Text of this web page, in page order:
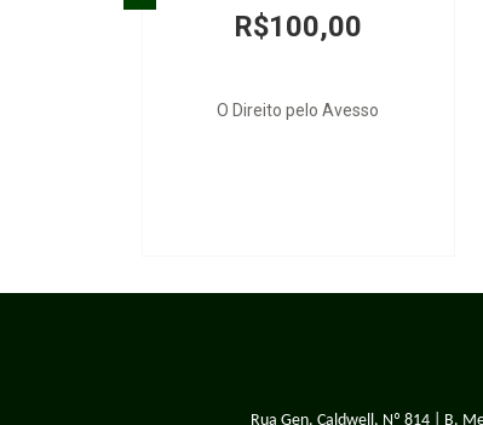
R$100,00
O Direito pelo Avesso
Rua Gen. Caldwell, Nº 814 | B.